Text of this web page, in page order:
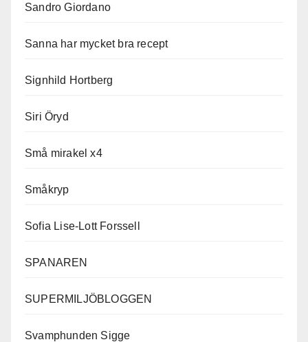
Sandro Giordano
Sanna har mycket bra recept
Signhild Hortberg
Siri Öryd
Små mirakel x4
Småkryp
Sofia Lise-Lott Forssell
SPANAREN
SUPERMILJÖBLOGGEN
Svamphunden Sigge